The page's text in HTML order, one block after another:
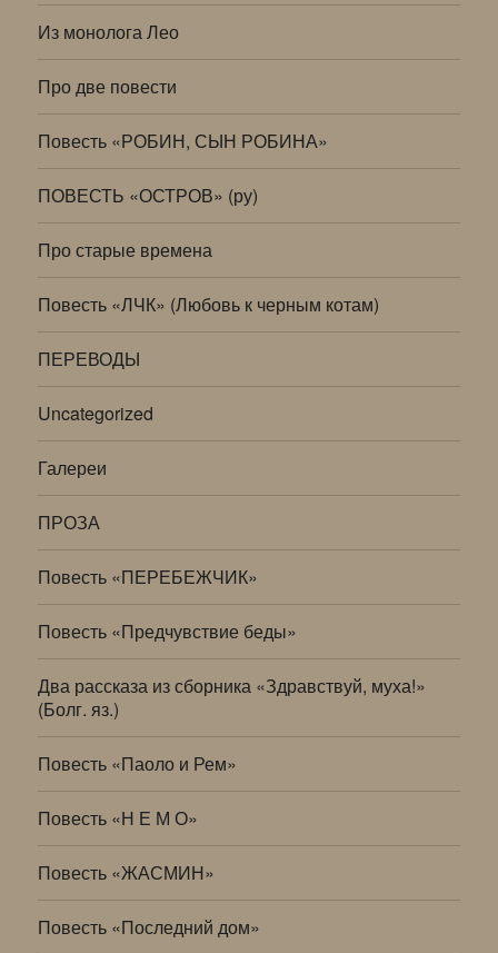
Из монолога Лео
Про две повести
Повесть «РОБИН, СЫН РОБИНА»
ПОВЕСТЬ «ОСТРОВ» (ру)
Про старые времена
Повесть «ЛЧК» (Любовь к черным котам)
ПЕРЕВОДЫ
Uncategorized
Галереи
ПРОЗА
Повесть «ПЕРЕБЕЖЧИК»
Повесть «Предчувствие беды»
Два рассказа из сборника «Здравствуй, муха!»
(Болг. яз.)
Повесть «Паоло и Рем»
Повесть «Н Е М О»
Повесть «ЖАСМИН»
Повесть «Последний дом»